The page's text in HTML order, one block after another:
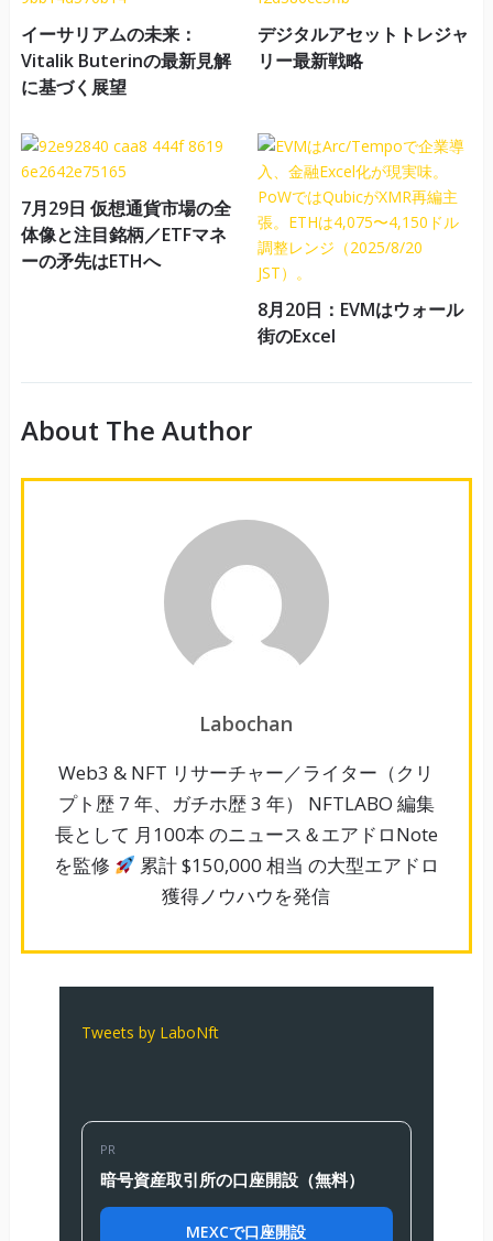
イーサリアムの未来：
Vitalik Buterinの最新見解
に基づく展望
デジタルアセットトレジャ
リー最新戦略
7月29日 仮想通貨市場の全
体像と注目銘柄／ETFマネ
ーの矛先はETHへ
8月20日：EVMはウォール
街のExcel
About The Author
Labochan
Web3 & NFT リサーチャー／ライター（クリ
プト歴 7 年、ガチホ歴 3 年） NFTLABO 編集
長として 月100本 のニュース＆エアドロNote
を監修
累計 $150,000 相当 の大型エアドロ
獲得ノウハウを発信
Tweets by LaboNft
PR
暗号資産取引所の口座開設（無料）
MEXCで口座開設